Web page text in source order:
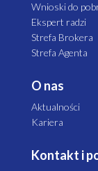
Wnioski do
Ekspert radzi
Strefa Brokera
Strefa Agenta
O nas
Aktualności
Kariera
Kontakt i